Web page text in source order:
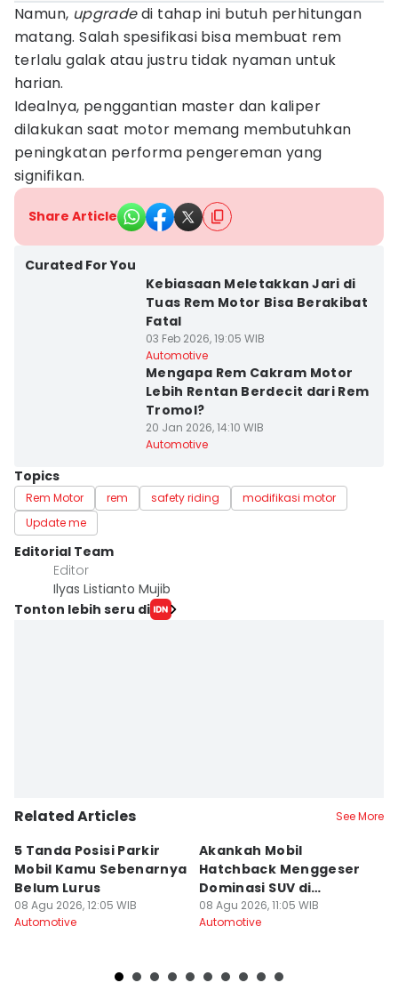
Namun, upgradedi tahap ini butuh perhitungan
matang. Salah spesifikasi bisa membuat rem
terlalu galak atau justru tidak nyaman untuk
harian.
Idealnya, penggantian master dan kaliper
dilakukan saat motor memang membutuhkan
peningkatan performa pengereman yang
signifikan.
Share Article
Curated For You
Kebiasaan Meletakkan Jari di
Tuas Rem Motor Bisa Berakibat
Fatal
03 Feb 2026, 19:05 WIB
Automotive
Mengapa Rem Cakram Motor
Lebih Rentan Berdecit dari Rem
Tromol?
20 Jan 2026, 14:10 WIB
Automotive
Topics
Rem Motor rem safety riding
modifikasi motor
Update me
Editorial Team
Editor
Ilyas Listianto Mujib
Tonton lebih seru di
Related Articles See More
5 Tanda Posisi Parkir
Mobil Kamu Sebenarnya
Belum Lurus
08 Agu 2026, 12:05 WIB
Automotive
Akankah Mobil
Hatchback Menggeser
Dominasi SUV di
Indonesia?
08 Agu 2026, 11:05 WIB
Automotive